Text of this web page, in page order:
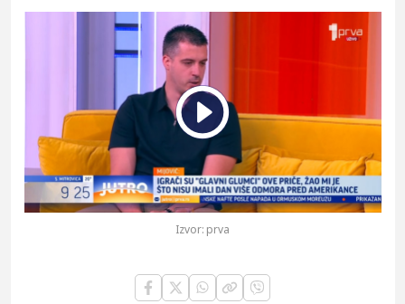
Play
Izvor: prva